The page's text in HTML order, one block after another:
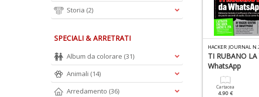
Nascosto Della
Digitale
2.00 €
Intelligenza Artificiale
3.90 €
Digitale
2.00 €
HACKER JOURNAL
TI RUBANO LA
WhatsApp
Cartacea
4.90 €
Storia (2)
SPECIALI & ARRETRATI
Album da colorare (31)
Animali (14)
Arredamento (36)